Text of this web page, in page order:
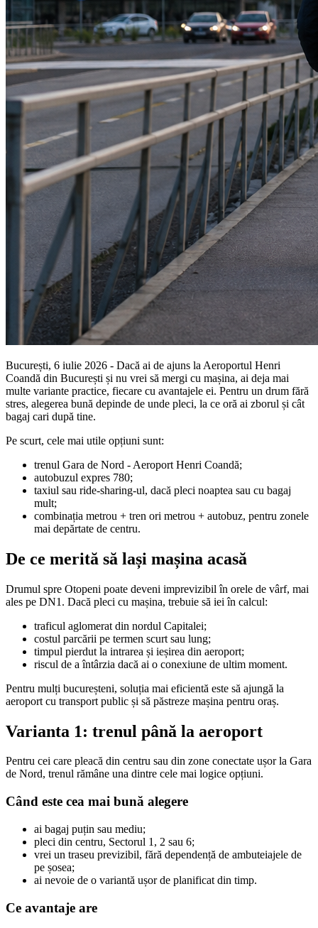
București, 6 iulie 2026 - Dacă ai de ajuns la Aeroportul Henri
Coandă din București și nu vrei să mergi cu mașina, ai deja mai
multe variante practice, fiecare cu avantajele ei. Pentru un drum fără
stres, alegerea bună depinde de unde pleci, la ce oră ai zborul și cât
bagaj cari după tine.
Pe scurt, cele mai utile opțiuni sunt:
trenul Gara de Nord - Aeroport Henri Coandă;
autobuzul expres 780;
taxiul sau ride-sharing-ul, dacă pleci noaptea sau cu bagaj
mult;
combinația metrou + tren ori metrou + autobuz, pentru zonele
mai depărtate de centru.
De ce merită să lași mașina acasă
Drumul spre Otopeni poate deveni imprevizibil în orele de vârf, mai
ales pe DN1. Dacă pleci cu mașina, trebuie să iei în calcul:
traficul aglomerat din nordul Capitalei;
costul parcării pe termen scurt sau lung;
timpul pierdut la intrarea și ieșirea din aeroport;
riscul de a întârzia dacă ai o conexiune de ultim moment.
Pentru mulți bucureșteni, soluția mai eficientă este să ajungă la
aeroport cu transport public și să păstreze mașina pentru oraș.
Varianta 1: trenul până la aeroport
Pentru cei care pleacă din centru sau din zone conectate ușor la Gara
de Nord, trenul rămâne una dintre cele mai logice opțiuni.
Când este cea mai bună alegere
ai bagaj puțin sau mediu;
pleci din centru, Sectorul 1, 2 sau 6;
vrei un traseu previzibil, fără dependență de ambuteiajele de
pe șosea;
ai nevoie de o variantă ușor de planificat din timp.
Ce avantaje are